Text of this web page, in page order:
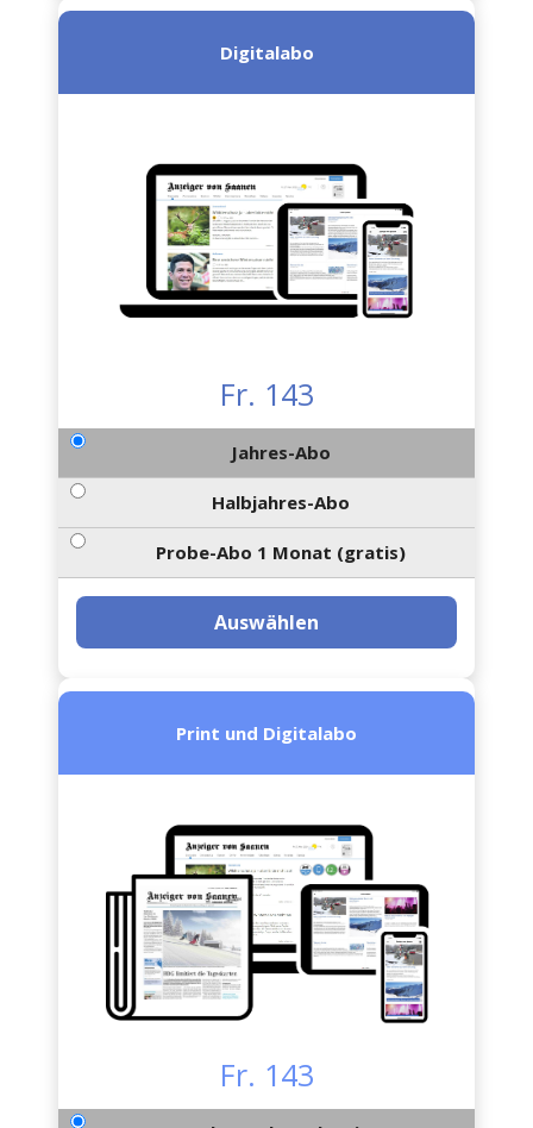
Digitalabo
Fr. 143
Jahres-Abo
Halbjahres-Abo
Probe-Abo 1 Monat (gratis)
Auswählen
Print und Digitalabo
Fr. 143